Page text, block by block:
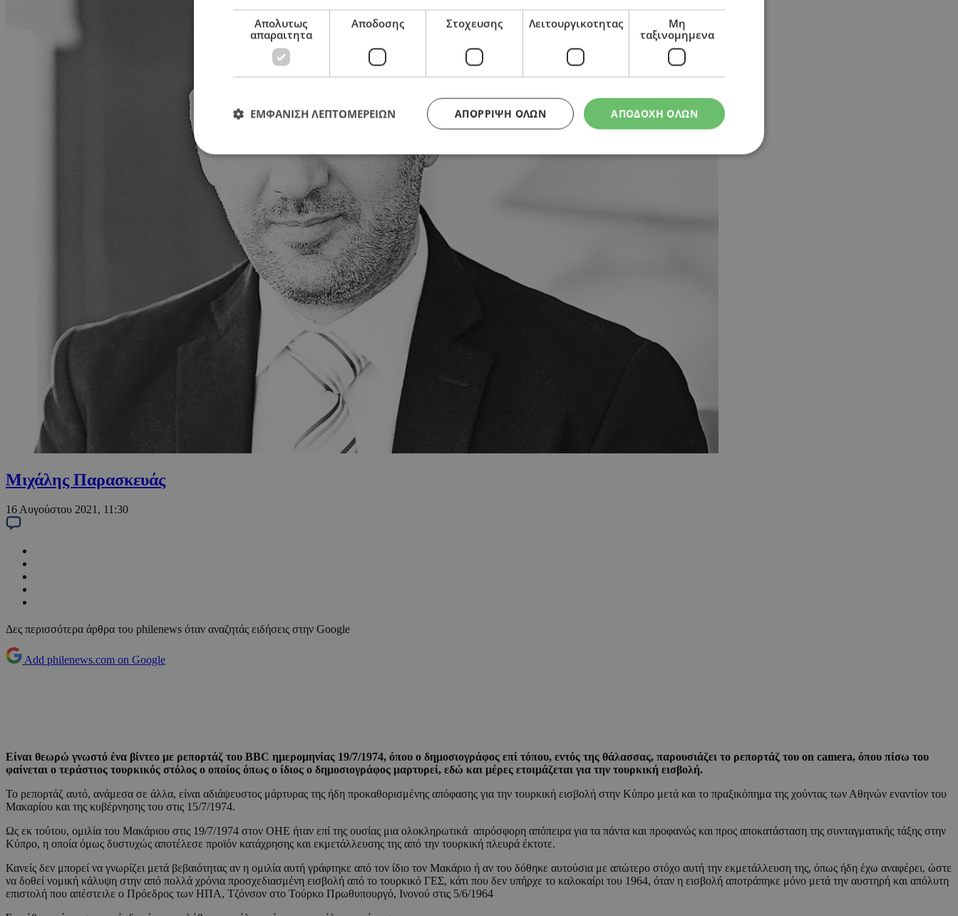
Μιχάλης Παρασκευάς
16 Αυγούστου 2021, 11:30
Δες περισσότερα άρθρα του philenews όταν αναζητάς ειδήσεις στην Google
Add philenews.com on Google
Είναι θεωρώ γνωστό ένα βίντεο με ρεπορτάζ του BBC ημερομηνίας 19/7/1974, όπου ο δημοσιογράφος επί τόπου, εντός της θάλασσας, παρουσιάζει το ρεπορτάζ του on camera, όπου πίσω του
φαίνεται ο τεράστιος τουρκικός στόλος ο οποίος όπως ο ίδιος ο δημοσιογράφος μαρτυρεί, εδώ και μέρες ετοιμάζεται για την τουρκική εισβολή.
Το ρεπορτάζ αυτό, ανάμεσα σε άλλα, είναι αδιάψευστος μάρτυρας της ήδη προκαθορισμένης απόφασης για την τουρκική εισβολή στην Κύπρο μετά και το πραξικόπημα της χούντας των Αθηνών εναντίον του
Μακαρίου και της κυβέρνησης του στις 15/7/1974.
Ως εκ τούτου, ομιλία του Μακάριου στις 19/7/1974 στον ΟΗΕ ήταν επί της ουσίας μια ολοκληρωτικά απρόσφορη απόπειρα για τα πάντα και προφανώς και προς αποκατάσταση της συνταγματικής τάξης στην
Κύπρο, η οποία όμως δυστυχώς αποτέλεσε προϊόν κατάχρησης και εκμετάλλευσης της από την τουρκική πλευρά έκτοτε.
Κανείς δεν μπορεί να γνωρίζει μετά βεβαιότητας αν η ομιλία αυτή γράφτηκε από τον ίδιο τον Μακάριο ή αν του δόθηκε αυτούσια με απώτερο στόχο αυτή την εκμετάλλευση της, όπως ήδη έχω αναφέρει, ώστε
να δοθεί νομική κάλυψη στην από πολλά χρόνια προσχεδιασμένη εισβολή από το τουρκικό ΓΕΣ, κάτι που δεν υπήρχε το καλοκαίρι του 1964, όταν η εισβολή αποτράπηκε μόνο μετά την αυστηρή και απόλυτη
επιστολή που απέστειλε ο Πρόεδρος των ΗΠΑ, Τζόνσον στο Τούρκο Πρωθυπουργό, Ινονού στις 5/6/1964
Απολυτως
απαραιτητα
Αποδοσης Στοχευσης Λειτουργικοτητας
Μη
ταξινομημενα
ΑΠΟΔΟΧΗ ΟΛΩΝ
ΑΠΌΡΡΙΨΗ ΌΛΩΝ
ΕΜΦΑΝΙΣΗ ΛΕΠΤΟΜΕΡΕΙΩΝ